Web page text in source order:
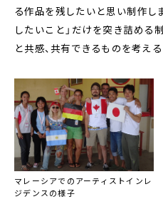
る作品を残したいと思い制作し
したいこと」だけを突き詰める
と共感、共有できるものを考え
マレーシアでのアーティストインレ
ジデンスの様子